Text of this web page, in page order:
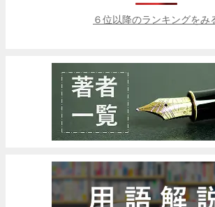
６位以降のランキングをみ